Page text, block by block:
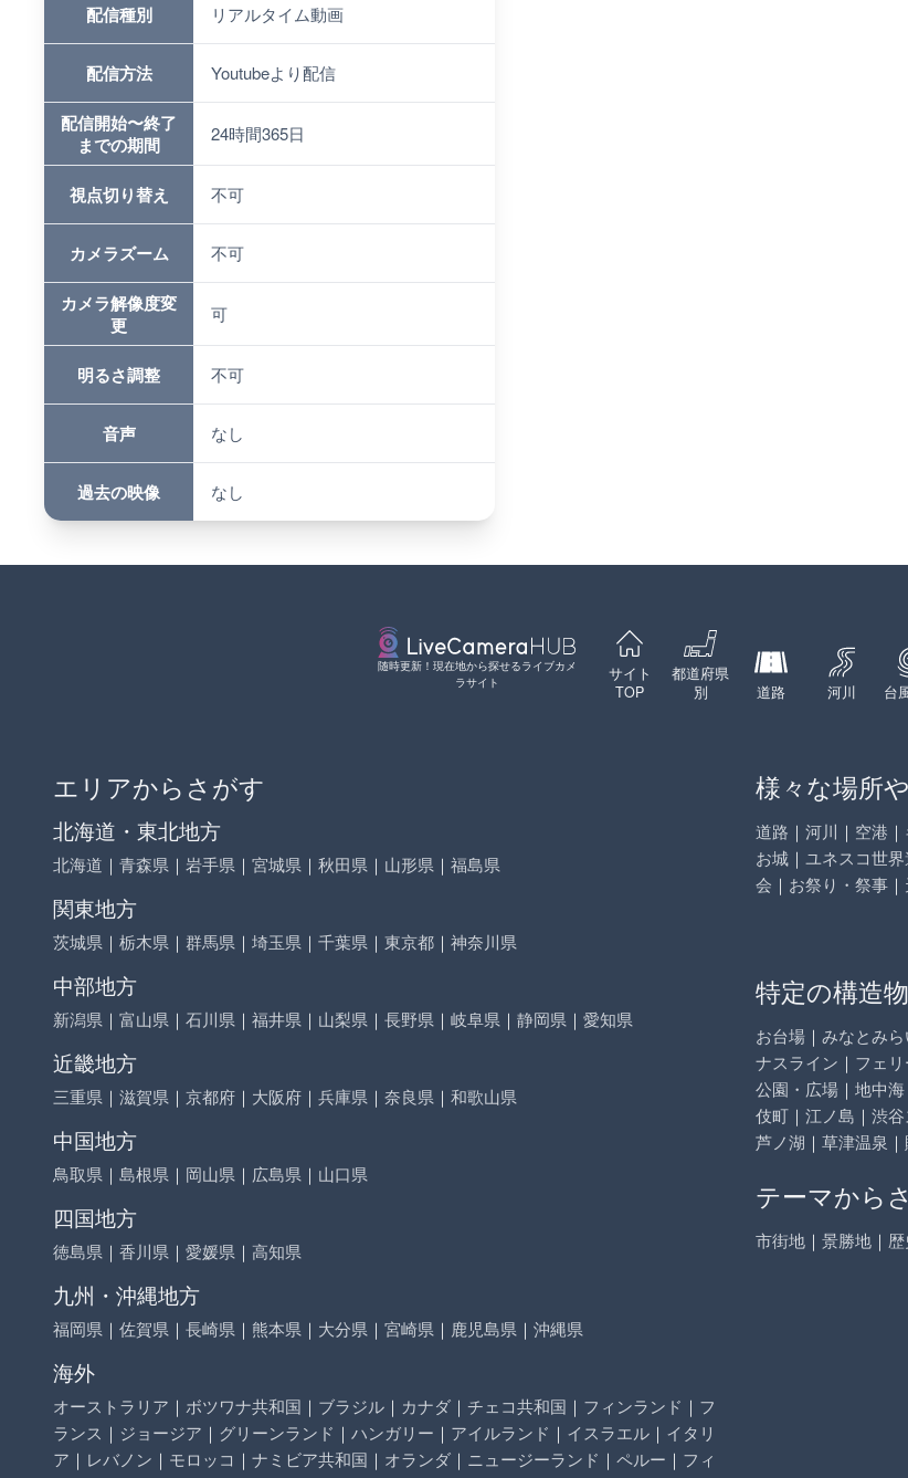
配信種別 リアルタイム動画
配信方法 Youtubeより配信
配信開始〜終了
までの期間
24時間365日
視点切り替え 不可
カメラズーム 不可
カメラ解像度変
更
可
明るさ調整 不可
音声 なし
過去の映像 なし
随時更新！現在地から探せるライブカメ
ラサイト
サイト
TOP
都道府県
別
道路 河川 台
エリアからさがす
北海道・東北地方
北海道 ｜ 青森県 ｜ 岩手県 ｜ 宮城県 ｜ 秋田県 ｜ 山形県 ｜ 福島県
関東地方
茨城県 ｜ 栃木県 ｜ 群馬県 ｜ 埼玉県 ｜ 千葉県 ｜ 東京都 ｜ 神奈川県
中部地方
新潟県 ｜ 富山県 ｜ 石川県 ｜ 福井県 ｜ 山梨県 ｜ 長野県 ｜ 岐阜県 ｜ 静岡県 ｜ 愛知県
近畿地方
三重県 ｜ 滋賀県 ｜ 京都府 ｜ 大阪府 ｜ 兵庫県 ｜ 奈良県 ｜ 和歌山県
中国地方
鳥取県 ｜ 島根県 ｜ 岡山県 ｜ 広島県 ｜ 山口県
四国地方
徳島県 ｜ 香川県 ｜ 愛媛県 ｜ 高知県
九州・沖縄地方
福岡県 ｜ 佐賀県 ｜ 長崎県 ｜ 熊本県 ｜ 大分県 ｜ 宮崎県 ｜ 鹿児島県 ｜ 沖縄県
海外
オーストラリア ｜ ボツワナ共和国 ｜ ブラジル ｜ カナダ ｜ チェコ共和国 ｜ フィンランド ｜ フ
ランス ｜ ジョージア ｜ グリーンランド ｜ ハンガリー ｜ アイルランド ｜ イスラエル ｜ イタリ
ア ｜ レバノン ｜ モロッコ ｜ ナミビア共和国 ｜ オランダ ｜ ニュージーランド ｜ ペルー ｜ フィ
様々な場所
道路 ｜ 河川 ｜ 空港 ｜
お城 ｜ ユネスコ世
会 ｜ お祭り・祭事 ｜
特定の構造
お台場 ｜ みなとみら
ナスライン ｜ フェ
公園・広場 ｜ 地中海
伎町 ｜ 江ノ島 ｜ 渋
芦ノ湖 ｜ 草津温泉 ｜
テーマから
市街地 ｜ 景勝地 ｜